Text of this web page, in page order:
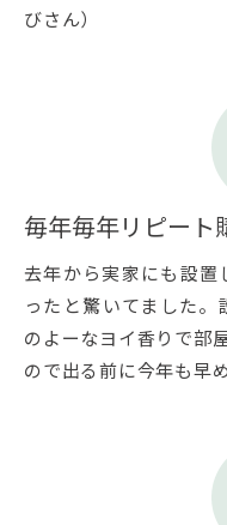
びさん）
毎年毎年リピート
去年から実家にも設置
ったと驚いてました
のよーなヨイ香りで部
ので出る前に今年も早